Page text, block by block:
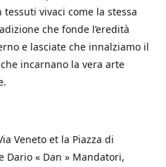
vivaci come la stessa
che fonde l’eredità
e lasciate che innalziamo il
incarnano la vera arte
Veneto et la Piazza di
Dario « Dan » Mandatori,